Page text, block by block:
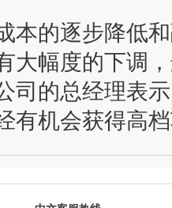
本的逐步降低
大幅度的下调
司的总经理表
有机会获得高